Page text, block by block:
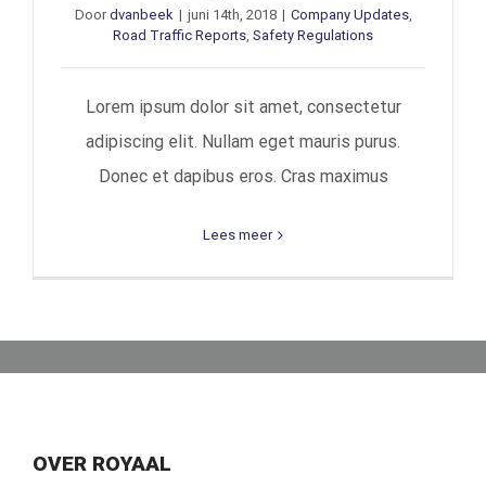
Door dvanbeek | juni 14th, 2018 | Company Updates,
Road Traffic Reports Safety Regulations
Lorem ipsum dolor sit amet, consectetur
adipiscing elit. Nullam eget mauris purus.
Donec et dapibus eros. Cras maximus
Lees meer
OVER ROYAAL